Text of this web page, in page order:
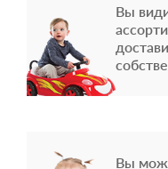
Вы
Вы